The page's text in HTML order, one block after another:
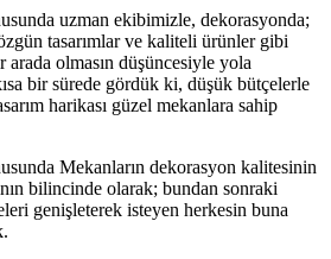
uzman ekibimizle, dekorasyonda;
tasarımlar ve kaliteli ürünler gibi
arada olmasın düşüncesiyle yola
bir sürede gördük ki, düşük bütçelerle
harikası güzel mekanlara sahip
Mekanların dekorasyon kalitesinin
bilincinde olarak; bundan sonraki
genişleterek isteyen herkesin buna